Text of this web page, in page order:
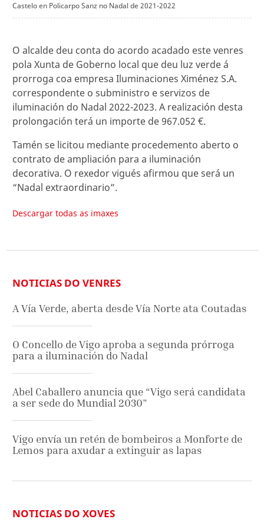
Castelo en Policarpo Sanz no Nadal de 2021-2022
O alcalde deu conta do acordo acadado este venres
pola Xunta de Goberno local que deu luz verde á
prorroga coa empresa Iluminaciones Ximénez S.A.
correspondente o subministro e servizos de
iluminación do Nadal 2022-2023. A realización desta
prolongación terá un importe de 967.052 €.
Tamén se licitou mediante procedemento aberto o
contrato de ampliación para a iluminación
decorativa. O rexedor vigués afirmou que será un
“Nadal extraordinario”.
Descargar todas as imaxes
NOTICIAS DO VENRES
A Vía Verde, aberta desde Vía Norte ata Coutadas
O Concello de Vigo aproba a segunda prórroga
para a iluminación do Nadal
Abel Caballero anuncia que “Vigo será candidata
a ser sede do Mundial 2030”
Vigo envía un retén de bombeiros a Monforte de
Lemos para axudar a extinguir as lapas
NOTICIAS DO XOVES